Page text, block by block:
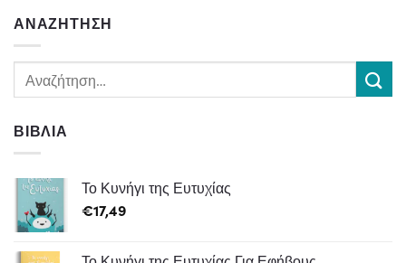
ΑΝΑΖΉΤΗΣΗ
ΒΙΒΛΊΑ
Το Κυνήγι της Ευτυχίας
€17,49